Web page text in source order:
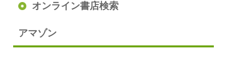
オンライン書店検索
アマゾン